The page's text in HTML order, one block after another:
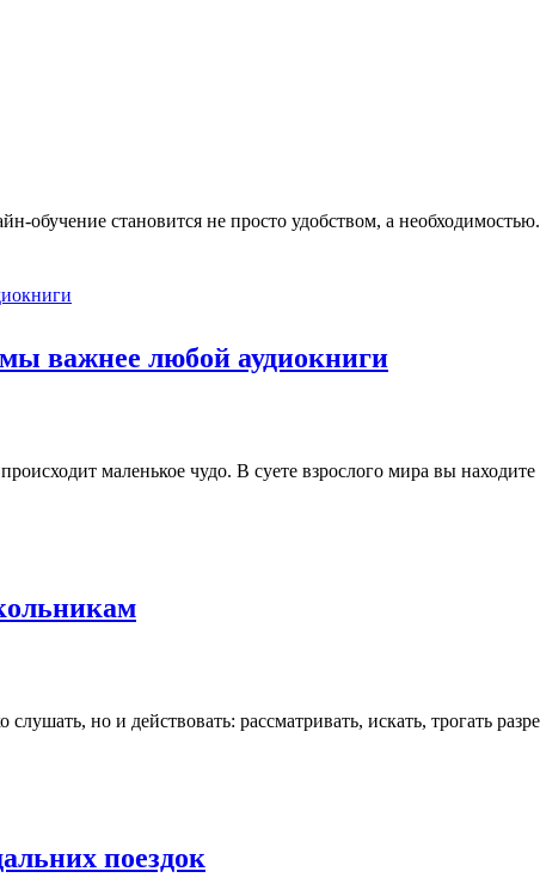
обучение становится не просто удобством, а
важнее любой аудиокниги
маленькое чудо. В суете взрослого мира вы
но и действовать: рассматривать, искать, трогать
поездок